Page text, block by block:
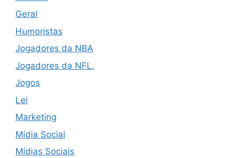
Geral
Humoristas
Jogadores da NBA
Jogadores da NFL.
Jogos
Lei
Marketing
Mídia Social
Mídias Sociais